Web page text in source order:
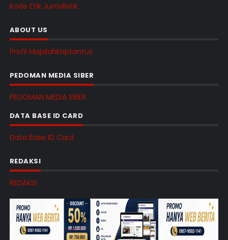
Kode Etik Jurnalistik
ABOUT US
Profil MajalahKriptantus
PEDOMAN MEDIA SIBER
PEDOMAN MEDIA SIBER
DATA BASE ID CARD
Data Base ID Card
REDAKSI
REDAKSI